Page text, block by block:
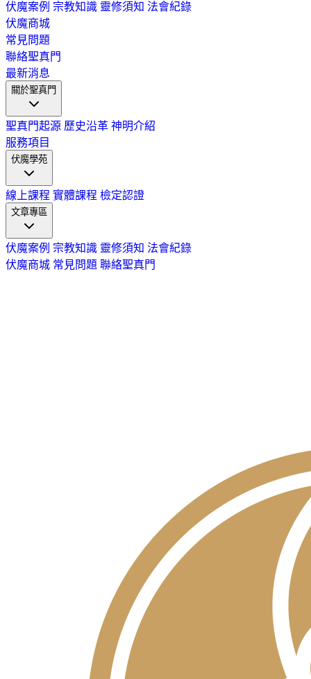
伏魔案例 宗教知識 靈修須知 法會紀錄
伏魔商城
常見問題
聯絡聖真門
最新消息
關於聖真門
聖真門起源 歷史沿革 神明介紹
服務項目
伏魔學苑
線上課程 實體課程 檢定認證
文章專區
伏魔案例 宗教知識 靈修須知 法會紀錄
伏魔商城 常見問題 聯絡聖真門